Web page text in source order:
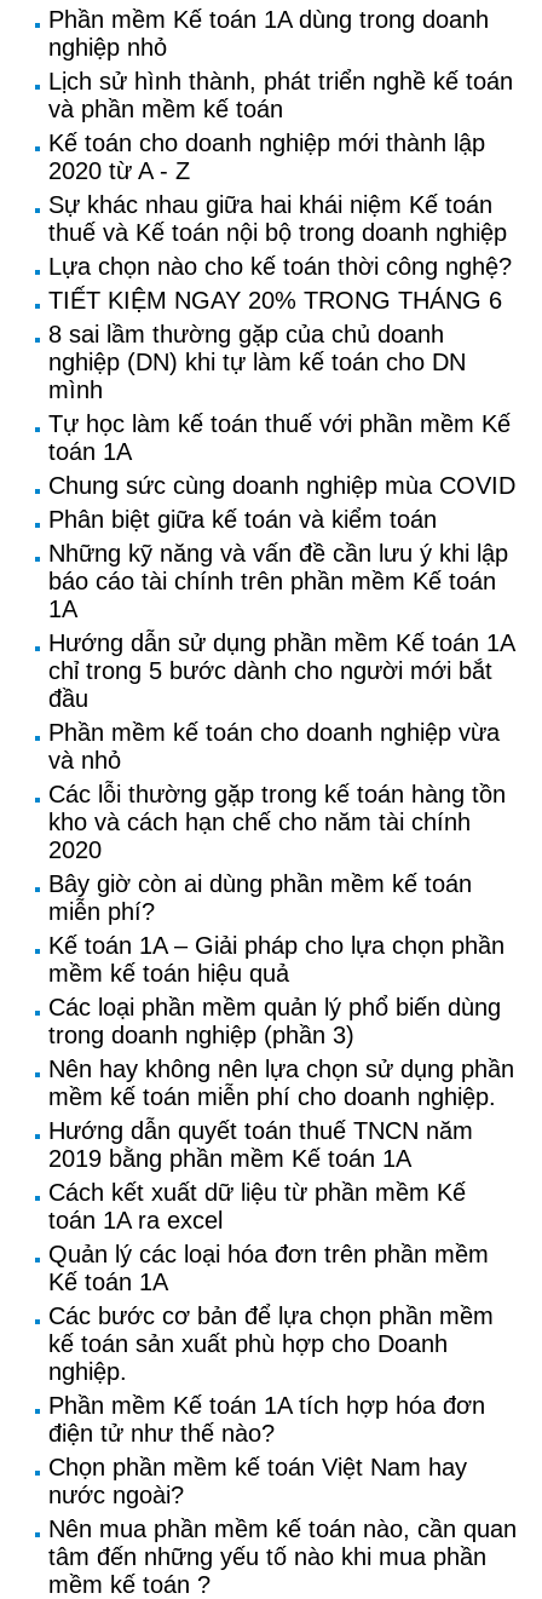
Phần mềm Kế toán 1A dùng trong doanh
nghiệp nhỏ
Lịch sử hình thành, phát triển nghề kế toán
và phần mềm kế toán
Kế toán cho doanh nghiệp mới thành lập
2020 từ A - Z
Sự khác nhau giữa hai khái niệm Kế toán
thuế và Kế toán nội bộ trong doanh nghiệp
Lựa chọn nào cho kế toán thời công nghệ?
TIẾT KIỆM NGAY 20% TRONG THÁNG 6
8 sai lầm thường gặp của chủ doanh
nghiệp (DN) khi tự làm kế toán cho DN
mình
Tự học làm kế toán thuế với phần mềm Kế
toán 1A
Chung sức cùng doanh nghiệp mùa COVID
Phân biệt giữa kế toán và kiểm toán
Những kỹ năng và vấn đề cần lưu ý khi lập
báo cáo tài chính trên phần mềm Kế toán
1A
Hướng dẫn sử dụng phần mềm Kế toán 1A
chỉ trong 5 bước dành cho người mới bắt
đầu
Phần mềm kế toán cho doanh nghiệp vừa
và nhỏ
Các lỗi thường gặp trong kế toán hàng tồn
kho và cách hạn chế cho năm tài chính
2020
Bây giờ còn ai dùng phần mềm kế toán
miễn phí?
Kế toán 1A – Giải pháp cho lựa chọn phần
mềm kế toán hiệu quả
Các loại phần mềm quản lý phổ biến dùng
trong doanh nghiệp (phần 3)
Nên hay không nên lựa chọn sử dụng phần
mềm kế toán miễn phí cho doanh nghiệp.
Hướng dẫn quyết toán thuế TNCN năm
2019 bằng phần mềm Kế toán 1A
Cách kết xuất dữ liệu từ phần mềm Kế
toán 1A ra excel
Quản lý các loại hóa đơn trên phần mềm
Kế toán 1A
Các bước cơ bản để lựa chọn phần mềm
kế toán sản xuất phù hợp cho Doanh
nghiệp.
Phần mềm Kế toán 1A tích hợp hóa đơn
điện tử như thế nào?
Chọn phần mềm kế toán Việt Nam hay
nước ngoài?
Nên mua phần mềm kế toán nào, cần quan
tâm đến những yếu tố nào khi mua phần
mềm kế toán ?